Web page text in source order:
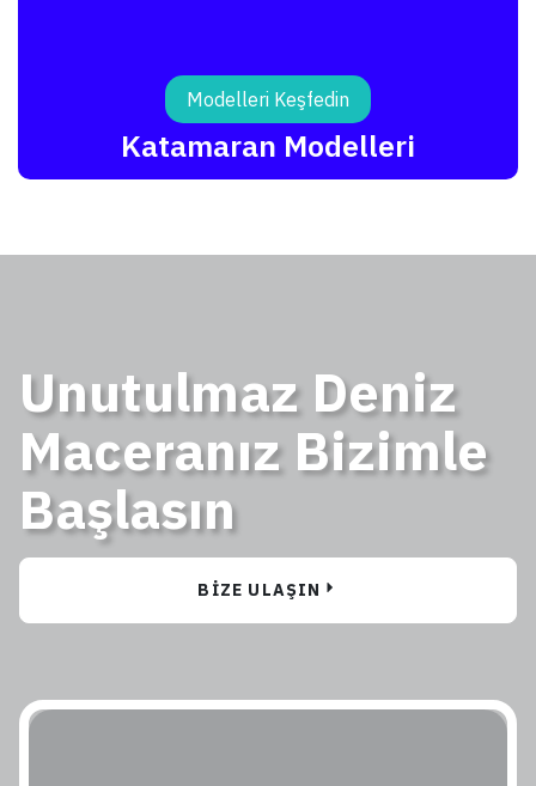
Katamaran Modelleri
Modelleri Keşfedin
Unutulmaz Deniz
Maceranız Bizimle
Başlasın
BIZE ULAŞIN